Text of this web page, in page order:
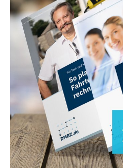
Schaltflächen auch einzeln der
Cookies oder Marketing-
Schaltfläche genannten
dar, die derzeit von DMRZ.de
Mit „Alle Cookies ablehnen“
und Statistik-Cookies
und „Auswahl erlauben“
individuell verwalten und Ihre
Zukunft ändern oder
dazu und zu den Cookies
Datenschutzerklärungauf.
hierabrufbar.